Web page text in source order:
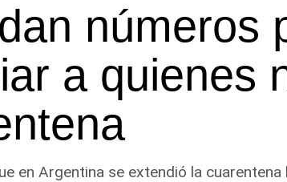
números
a quienes
en Argentina se extendió la